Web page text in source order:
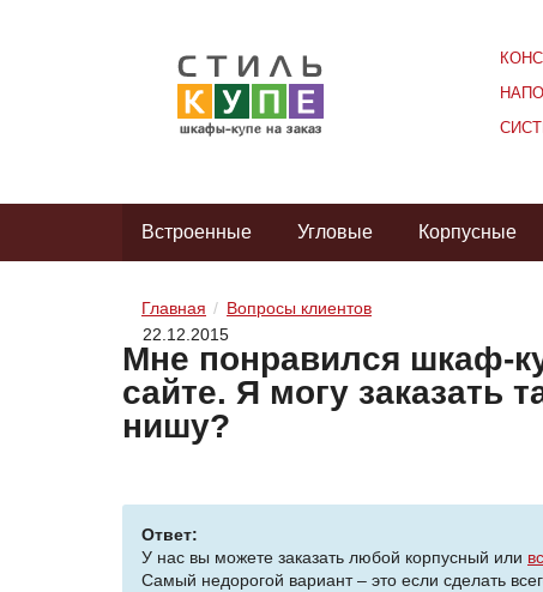
Встроенные Угловые Корпусные
Главная
Вопросы клиентов
22.12.2015
Мне понравился шкаф-
сайте. Я могу заказать
нишу?
Ответ:
У нас вы можете заказать любой корпусный или
Самый недорогой вариант – это если сделать